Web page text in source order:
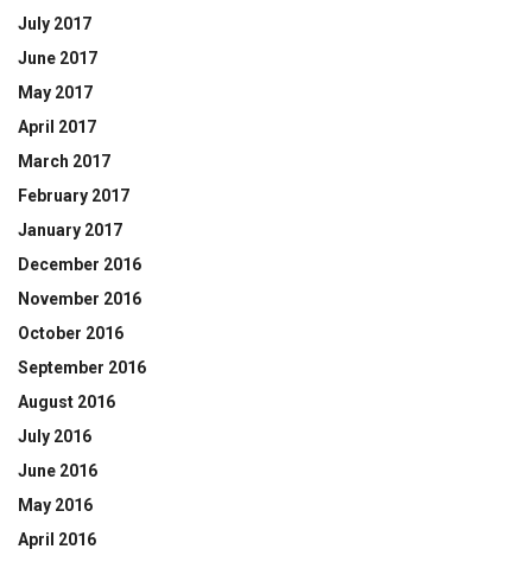
July 2017
June 2017
May 2017
April 2017
March 2017
February 2017
January 2017
December 2016
November 2016
October 2016
September 2016
August 2016
July 2016
June 2016
May 2016
April 2016